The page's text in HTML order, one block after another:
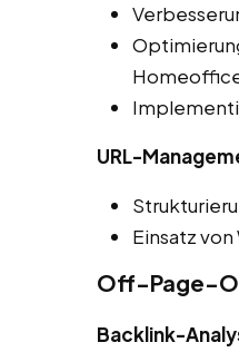
URL-
Einsatz
Off-Page-
Backlink-